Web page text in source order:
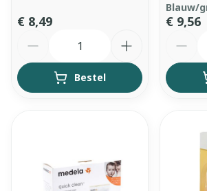
€ 8,49
Bestel
Blauw/
€ 9,56